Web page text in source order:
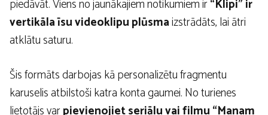
piedāvāt. Viens no jaunākajiem notikumiem ir“Klipi” ir
vertikāla īsu videoklipu plūsmaizstrādāts, lai ātri
atklātu saturu.
Šis formāts darbojas kā personalizētu fragmentu
karuselis atbilstoši katra konta gaumei. No turienes